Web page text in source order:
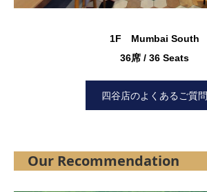
1F Mumbai South
36席 / 36 Seats
四谷店のよくあるご質問
Our Recommendation